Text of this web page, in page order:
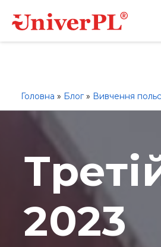
Університети Ліцеї-
Головна » Блог» Вивчення
2023